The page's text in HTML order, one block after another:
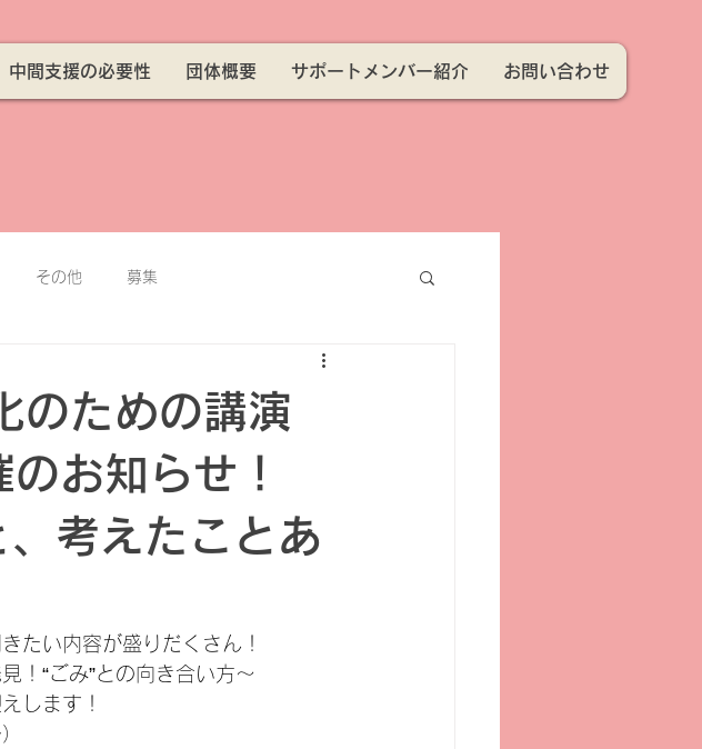
中間支援の必要性 団体概要 サポートメンバー紹介 お問い合わせ
その他 募集
のための講演
お知らせ！
、考えたことあ
たい内容が盛りだくさん！
！“ごみ”との向き合い方〜
します！